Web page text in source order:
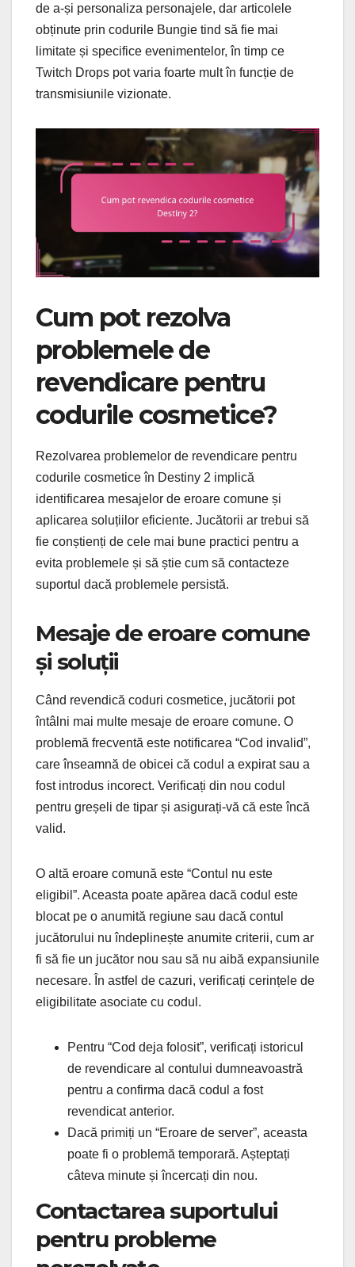
de a-și personaliza personajele, dar articolele
obținute prin codurile Bungie tind să fie mai
limitate și specifice evenimentelor, în timp ce
Twitch Drops pot varia foarte mult în funcție de
transmisiunile vizionate.
Cum pot rezolva
problemele de
revendicare pentru
codurile cosmetice?
Rezolvarea problemelor de revendicare pentru
codurile cosmetice în Destiny 2 implică
identificarea mesajelor de eroare comune și
aplicarea soluțiilor eficiente. Jucătorii ar trebui să
fie conștienți de cele mai bune practici pentru a
evita problemele și să știe cum să contacteze
suportul dacă problemele persistă.
Mesaje de eroare comune
și soluții
Când revendică coduri cosmetice, jucătorii pot
întâlni mai multe mesaje de eroare comune. O
problemă frecventă este notificarea “Cod invalid”,
care înseamnă de obicei că codul a expirat sau a
fost introdus incorect. Verificați din nou codul
pentru greșeli de tipar și asigurați-vă că este încă
valid.
O altă eroare comună este “Contul nu este
eligibil”. Aceasta poate apărea dacă codul este
blocat pe o anumită regiune sau dacă contul
jucătorului nu îndeplinește anumite criterii, cum ar
fi să fie un jucător nou sau să nu aibă expansiunile
necesare. În astfel de cazuri, verificați cerințele de
eligibilitate asociate cu codul.
Pentru “Cod deja folosit”, verificați istoricul
de revendicare al contului dumneavoastră
pentru a confirma dacă codul a fost
revendicat anterior.
Dacă primiți un “Eroare de server”, aceasta
poate fi o problemă temporară. Așteptați
câteva minute și încercați din nou.
Contactarea suportului
pentru probleme